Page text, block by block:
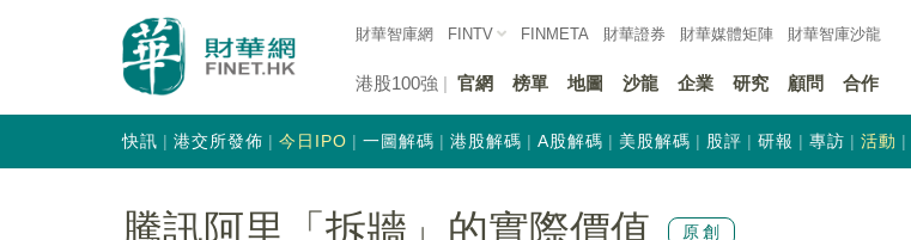
財華智庫網 FINTV FINMETA 財華證券 財華媒體矩陣 財華智庫沙龍
港股100強 官網 榜單 地圖 沙龍 企業 研究 顧問 合作
快訊 港交所發佈 今日IPO 一圖解碼 港股解碼 A股解碼 美股解碼 股評 研報 專訪 活動
騰訊阿里「拆牆」的實際價值 原創